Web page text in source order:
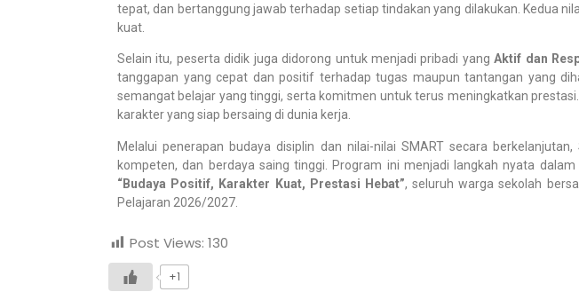
tepat, dan bertanggung jawab terhadap setiap tindakan yang dilakukan. Kedua
kuat.
Selain itu, peserta didik juga didorong untuk menjadi pribadi yangAktif dan
tanggapan yang cepat dan positif terhadap tugas maupun tantangan yang
semangat belajar yang tinggi, serta komitmen untuk terus meningkatkan
karakter yang siap bersaing di dunia kerja.
Melalui penerapan budaya disiplin dan nilai-nilai SMART secara
kompeten, dan berdaya saing tinggi. Program ini menjadi langkah nyata
“Budaya Positif, Karakter Kuat, Prestasi Hebat”, seluruh warga sekolah
Pelajaran 2026/2027.
Post Views: 130
+1